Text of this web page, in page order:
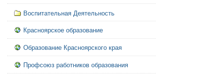
Воспитательная Деятельность
Красноярское образование
Образование Красноярского края
Профсоюз работников образования